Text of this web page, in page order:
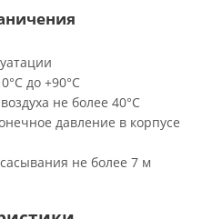
до +90°C
не более 40°C
давление в корпусе
не более 7 м